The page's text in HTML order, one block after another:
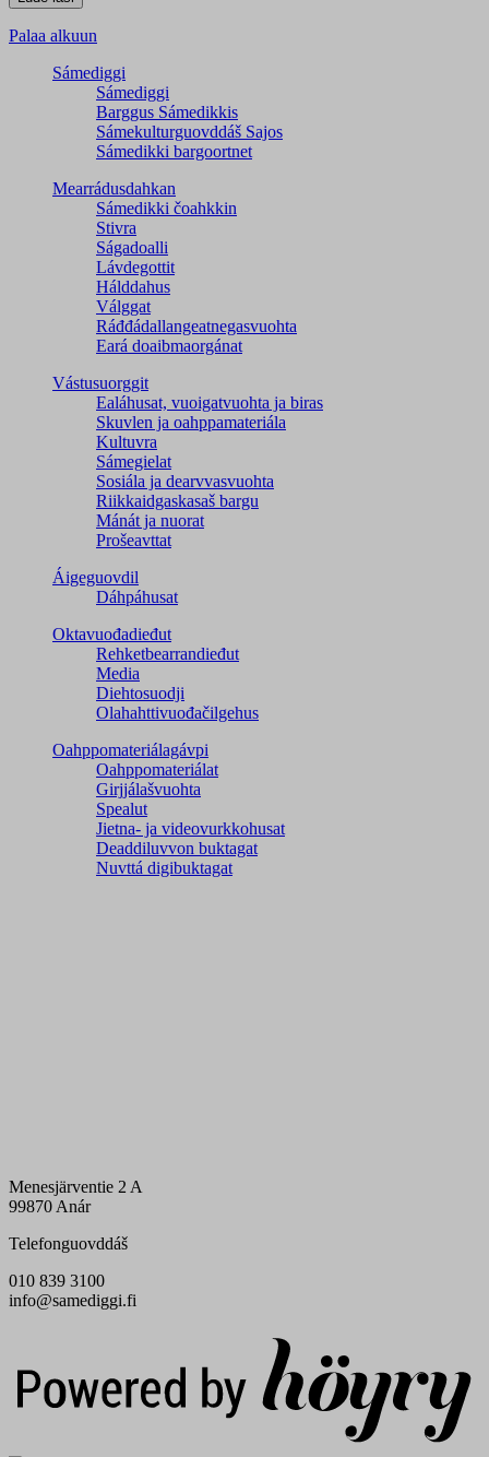
Palaa alkuun
Sámediggi
Sámediggi
Barggus Sámedikkis
Sámekulturguovddáš Sajos
Sámedikki bargoortnet
Mearrádusdahkan
Sámedikki čoahkkin
Stivra
Ságadoalli
Lávdegottit
Hálddahus
Válggat
Ráđđádallangeatnegas­vuohta
Eará doaibmaorgánat
Vástusuorggit
Ealáhusat, vuoigatvuohta ja biras
Skuvlen ja oahppamateriála
Kultuvra
Sámegielat
Sosiála ja dearvvasvuohta
Riikkaidgaskasaš bargu
Mánát ja nuorat
Prošeavttat
Áigeguovdil
Dáhpáhusat
Oktavuođadieđut
Rehketbearrandieđut
Media
Diehtosuodji
Olahahttivuođačilgehus
Oahppomateriálagávpi
Oahppomateriálat
Girjjálašvuohta
Spealut
Jietna- ja videovurkkohusat
Deaddiluvvon buktagat
Nuvttá digibuktagat
Menesjärventie 2 A
99870 Anár
Telefonguovddáš
010 839 3100
info@samediggi.fi